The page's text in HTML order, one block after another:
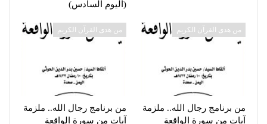
(اليوم السادس)
من هدى القرآن الكريم
من برنامج رجال الله.. ملزمة
آيات من سورة الواقعة
من هدى القرآن الكريم
من برنامج رجال الله.. ملزمة
آيات من سورة الواقعة